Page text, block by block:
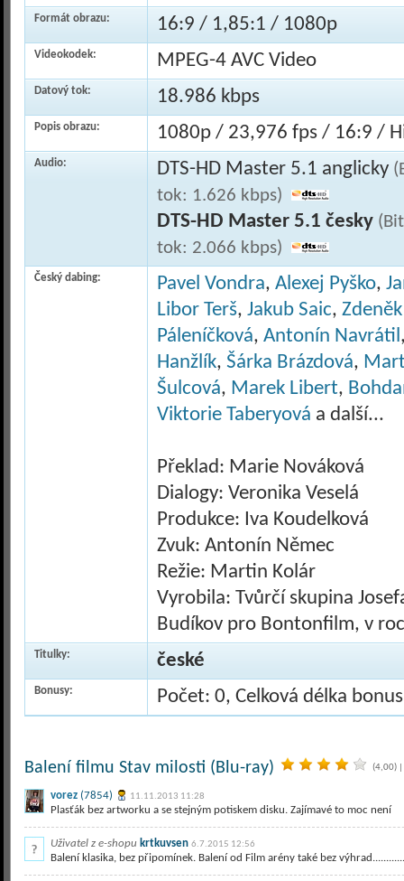
Formát obrazu: 16:9 / 1,85:1 / 1080p
Videokodek: MPEG-4 AVC Video
Datový tok: 18.986 kbps
Popis obrazu: 1080p / 23,976 fps / 16:9 /
Audio: DTS-HD Master 5.1 anglicky
tok: 1.626 kbps)
DTS-HD Master 5.1 česky
tok: 2.066 kbps)
Český dabing: Pavel Vondra, Alexej Pyško,
Libor Terš, Jakub Saic,
Páleníčková, Antonín Navrátil
Hanžlík, Šárka Brázdová,
Šulcová, Marek Libert,
Viktorie Taberyová a další...
Překlad: Marie Nováková
Dialogy: Veronika Veselá
Produkce: Iva Koudelková
Zvuk: Antonín Němec
Režie: Martin Kolár
Vyrobila: Tvůrčí skupina
Budíkov pro Bontonfilm, v
Titulky: české
Bonusy: Počet: 0, Celková délka
Balení filmu Stav milosti (Blu-ray) (4,00)
vorez (7854) 11.11.2013 11:28
Plasťák bez artworku a se stejným potiskem disku. Zajímavé to moc není
Uživatel z e-shopu krtkuvsen 6.7.2015 12:56
Balení klasika, bez připomínek. Balení od Film arény také bez